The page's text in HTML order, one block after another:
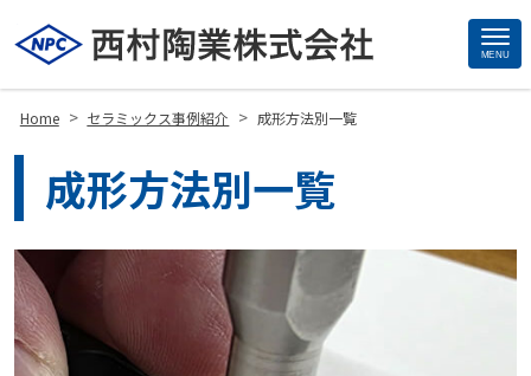
MENU
Home > セラミックス事例紹介 > 成形方法別一覧
成形方法別一覧
Site
Footer